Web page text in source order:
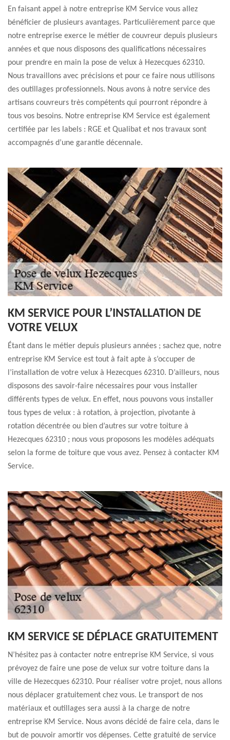
En faisant appel à notre entreprise KM Service vous allez
bénéficier de plusieurs avantages. Particulièrement parce que
notre entreprise exerce le métier de couvreur depuis plusieurs
années et que nous disposons des qualifications nécessaires
pour prendre en main la pose de velux à Hezecques 62310.
Nous travaillons avec précisions et pour ce faire nous utilisons
des outillages professionnels. Nous avons à notre service des
artisans couvreurs très compétents qui pourront répondre à
tous vos besoins. Notre entreprise KM Service est également
certifiée par les labels : RGE et Qualibat et nos travaux sont
accompagnés d’une garantie décennale.
KM SERVICE POUR L’INSTALLATION DE
VOTRE VELUX
Étant dans le métier depuis plusieurs années ; sachez que, notre
entreprise KM Service est tout à fait apte à s’occuper de
l’installation de votre velux à Hezecques 62310. D’ailleurs, nous
disposons des savoir-faire nécessaires pour vous installer
différents types de velux. En effet, nous pouvons vous installer
tous types de velux : à rotation, à projection, pivotante à
rotation décentrée ou bien d’autres sur votre toiture à
Hezecques 62310 ; nous vous proposons les modèles adéquats
selon la forme de toiture que vous avez. Pensez à contacter KM
Service.
KM SERVICE SE DÉPLACE GRATUITEMENT
N’hésitez pas à contacter notre entreprise KM Service, si vous
prévoyez de faire une pose de velux sur votre toiture dans la
ville de Hezecques 62310. Pour réaliser votre projet, nous allons
nous déplacer gratuitement chez vous. Le transport de nos
matériaux et outillages sera aussi à la charge de notre
entreprise KM Service. Nous avons décidé de faire cela, dans le
but de pouvoir amortir vos dépenses. Cette gratuité de service